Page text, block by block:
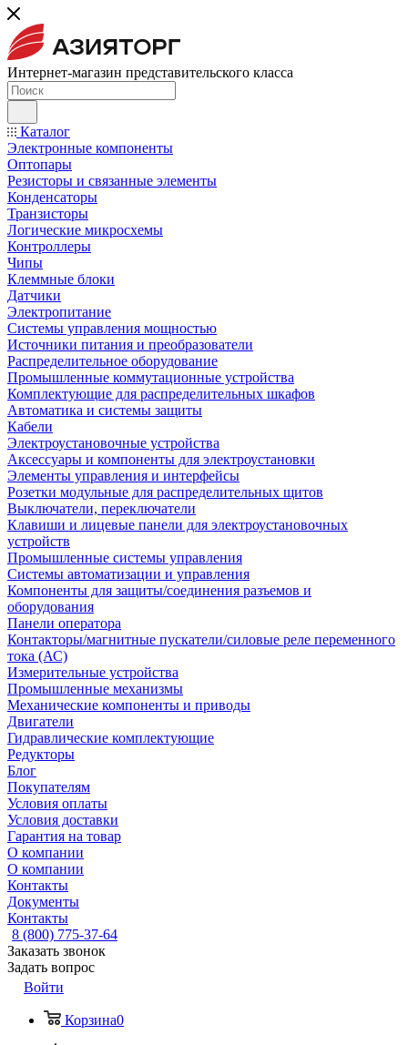
Интернет-магазин представительского класса
Каталог
Электронные компоненты
Оптопары
Резисторы и связанные элементы
Конденсаторы
Транзисторы
Логические микросхемы
Контроллеры
Чипы
Клеммные блоки
Датчики
Электропитание
Системы управления мощностью
Источники питания и преобразователи
Распределительное оборудование
Промышленные коммутационные устройства
Комплектующие для распределительных шкафов
Автоматика и системы защиты
Кабели
Электроустановочные устройства
Аксессуары и компоненты для электроустановки
Элементы управления и интерфейсы
Розетки модульные для распределительных щитов
Выключатели, переключатели
Клавиши и лицевые панели для электроустановочных
устройств
Промышленные системы управления
Системы автоматизации и управления
Компоненты для защиты/соединения разъемов и
оборудования
Панели оператора
Контакторы/магнитные пускатели/силовые реле переменного
тока (АС)
Измерительные устройства
Промышленные механизмы
Механические компоненты и приводы
Двигатели
Гидравлические комплектующие
Редукторы
Блог
Покупателям
Условия оплаты
Условия доставки
Гарантия на товар
О компании
О компании
Контакты
Документы
Контакты
8 (800) 775-37-64
Заказать звонок
Задать вопрос
Войти
Корзина0